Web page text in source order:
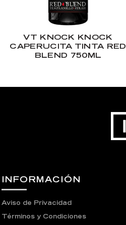
VT KNOCK KNOCK
CAPERUCITA TINTA RED
BLEND 750ML
INFORMACIÓN
Aviso de Privacidad
Términos y Condiciones